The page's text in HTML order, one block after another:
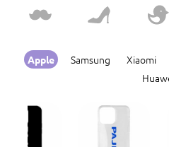
Apple Samsung Xiaomi